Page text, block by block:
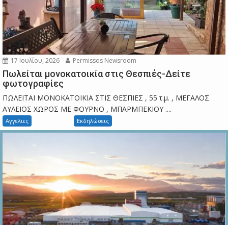
17 Ιουλίου, 2026 Permissos Newsroom
Πωλείται μονοκατοικία στις Θεσπιές-Δείτε
φωτογραφίες
ΠΩΛΕΙΤΑΙ ΜΟΝΟΚΑΤΟΙΚΙΑ ΣΤΙΣ ΘΕΣΠΙΕΣ , 55 τ.μ. , ΜΕΓΑΛΟΣ
ΑΥΛΕΙΟΣ ΧΩΡΟΣ ΜΕ ΦΟΥΡΝΟ , ΜΠΑΡΜΠΕΚΙΟΥ ....
Αγγελιες Εκδηλώσεις